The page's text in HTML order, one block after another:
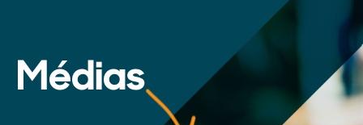
Médias